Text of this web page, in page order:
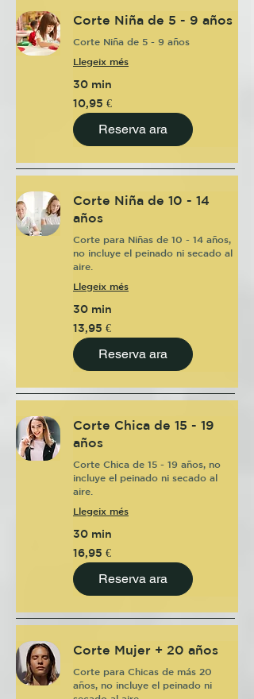
Corte Niña de 5 - 9 años
Corte Niña de 5 - 9 años
Llegeix més
30 min
10,95
euros
10,95 €
Reserva ara
Corte Niña de 10 - 14
años
Corte para Niñas de 10 - 14 años,
no incluye el peinado ni secado al
aire.
Llegeix més
30 min
13,95
euros
13,95 €
Reserva ara
Corte Chica de 15 - 19
años
Corte Chica de 15 - 19 años, no
incluye el peinado ni secado al
aire.
Llegeix més
30 min
16,95
euros
16,95 €
Reserva ara
Corte Mujer + 20 años
Corte para Chicas de más 20
años, no incluye el peinado ni